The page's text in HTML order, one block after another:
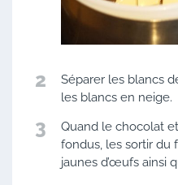
2
Séparer les blancs
les blancs en neige.
3
Quand le chocolat
fondus, les sortir du
jaunes d’œufs ainsi